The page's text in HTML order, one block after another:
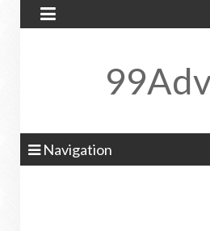

Navigation